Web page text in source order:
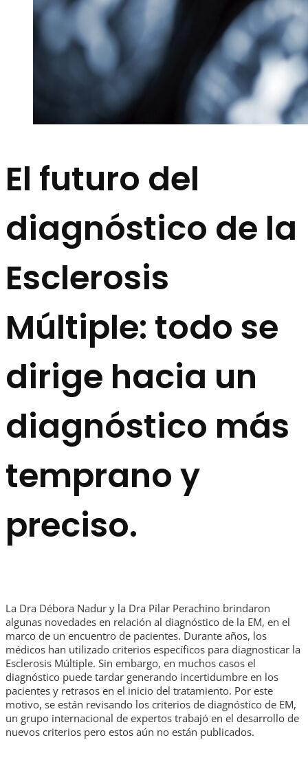
El futuro del
diagnóstico de la
Esclerosis
Múltiple: todo se
dirige hacia un
diagnóstico más
temprano y
preciso.
La Dra Débora Nadur y la Dra Pilar Perachino brindaron
algunas novedades en relación al diagnóstico de la EM, en el
marco de un encuentro de pacientes. Durante años, los
médicos han utilizado criterios específicos para diagnosticar la
Esclerosis Múltiple. Sin embargo, en muchos casos el
diagnóstico puede tardar generando incertidumbre en los
pacientes y retrasos en el inicio del tratamiento. Por este
motivo, se están revisando los criterios de diagnóstico de EM,
un grupo internacional de expertos trabajó en el desarrollo de
nuevos criterios pero estos aún no están publicados.